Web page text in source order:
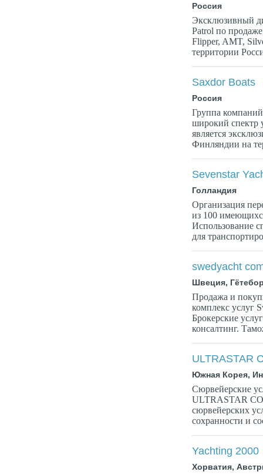
Россия
Эксклюзивный
Patrol по
Flipper, AMT,
территории
Saxdor Boats
Россия
Группа
широкий спектр
является
Финляндии на
Sevenstar
Голландия
Организация
из 100
Использование
для
swedyacht
Швеция,
Продажа и
комплекс услуг
Брокерские
консалтинг.
ULTRASTAR
Южная Корея,
Сюрвейерские
ULTRASTAR
сюрвейерских
сохранности и
Yachting 2000
Хорватия,